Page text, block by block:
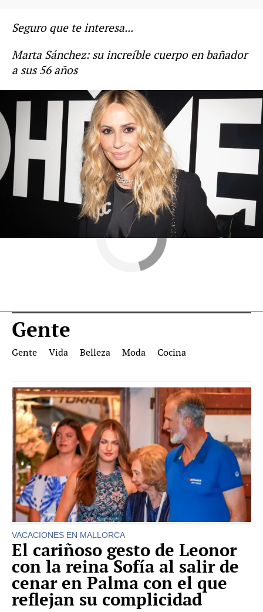
Seguro que te interesa...
Marta Sánchez: su increíble cuerpo en bañador
a sus 56 años
Marta Sánchez hijos de famosos
Novamas » Gente
Gente
Gente Vida Belleza Moda Cocina
VACACIONES EN MALLORCA
El cariñoso gesto de Leonor
con la reina Sofía al salir de
cenar en Palma con el que
reflejan su complicidad